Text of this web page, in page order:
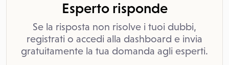
Esperto risponde
Se la risposta non risolve i tuoi dubbi,
registrati o accedi alla dashboard e invia
gratuitamente la tua domanda agli esperti.